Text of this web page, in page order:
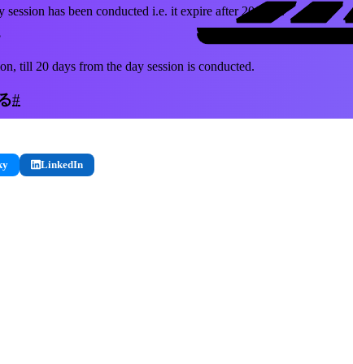
has been conducted i.e. it expire after 20 days.
till 20 days from the day session is conducted.
#
LinkedIn